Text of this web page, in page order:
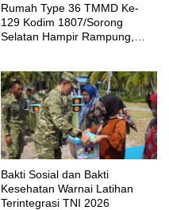
Rumah Type 36 TMMD Ke-
129 Kodim 1807/Sorong
Selatan Hampir Rampung,
Warga
Bakti Sosial dan Bakti
Kesehatan Warnai Latihan
Terintegrasi TNI 2026